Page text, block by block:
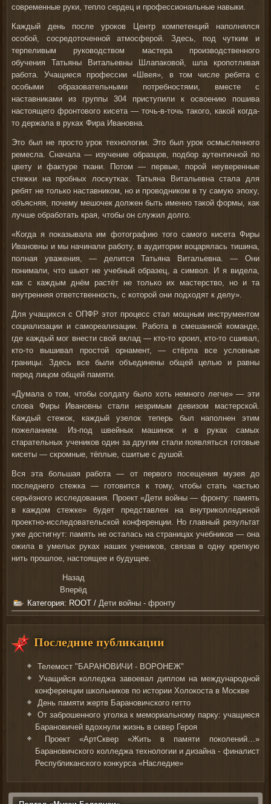
современные руки, тепло сердец и профессиональные навыки.
Каждый день после уроков Центр компетенций наполнялся
особой, сосредоточенной атмосферой. Здесь, под чутким и
терпеливым руководством мастера производственного
обученияТатьяны Витальевны Шлапаковой, шла кропотливая
работа. Учащиеся профессии «Швея», в том числе ребята с
особыми образовательными потребностями, вместе с
наставниками из группы 304 приступили к освоению пошива
настоящего фронтового кисета — точь-в-точь такого, какой когда-
то держала в руках Фира Ивановна.
Это был не просто урок технологии. Это был урок осмысленного
ремесла. Сначала — изучение образцов, подбор аутентичной по
цвету и фактуре ткани. Потом — первые, порой неуверенные
стежки на пробных лоскутках. Татьяна Витальевна стала для
ребят не только наставником, но и проводником в ту самую эпоху,
объясняя, почему мешочек должен быть именно такой формы, как
лучше обработать края, чтобы он служил долго.
«Когда я показывала им фотографию того самого кисета Фиры
Ивановны и мы начинали работу, в аудитории воцарялась тишина,
полная уважения, — делится Татьяна Витальевна. — Они
понимали, что шьют не учебный образец, а символ. И я видела,
как с каждым днём растёт не только их мастерство, но и та
внутренняя ответственность, с которой они подходят к делу».
Для учащихся с ОПФР этот процесс стал мощным инструментом
социализации и самореализации. Работа в смешанной команде,
где каждый мог внести свой вклад — кто-то кроил, кто-то сшивал,
кто-то вышивал простой орнамент, — стёрла все условные
границы. Здесь все были объединены общей целью и равны
перед лицом общей памяти.
«Думала о том, чтобы солдату было хоть немного легче»— эти
слова Фиры Ивановны стали незримым девизом мастерской.
Каждый стежок, каждый узелок теперь был наполнен этим
пожеланием. Из-под швейных машинок и в руках самых
старательных учеников один за другим стали появляться готовые
кисеты — скромные, тёплые, сшитые с душой.
Вся эта большая работа — от первого посещения музея до
последнего стежка — готовится к тому, чтобы стать частью
серьёзного исследования. Проект «Дети войны — фронту: память
в каждом стежке» будет представлен на внутриколледжной
проектно-исследовательской конференции. Но главный результат
уже достигнут: память не осталась на страницах учебников — она
ожила в умелых руках наших учеников, связав в одну крепкую
нить прошлое, настоящее и будущее.
Назад
Вперёд
Категория: ROOT / Дети войны - фронту
Последние публикации
Телемост "БАРАНОВИЧИ - ВОРОНЕЖ"
Учащийся колледжа завоевал диплом на международной
конференции школьников по истории Холокоста в Москве
День памяти жертв Барановичского гетто
От заброшенного уголка к мемориальному парку: учащиеся
Барановичей вдохнули жизнь в сквер Героя
Проект «АртСквер «Жить в памяти поколений…»
Барановичского колледжа технологии и дизайна - финалист
Республиканского конкурса «Наследие»